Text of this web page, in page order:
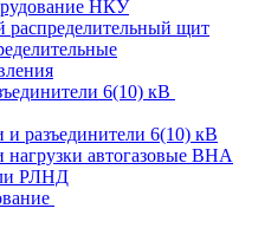
НКУ
щит
6(10) кВ
разъединители 6(10) кВ
автогазовые ВНА
РЛНД